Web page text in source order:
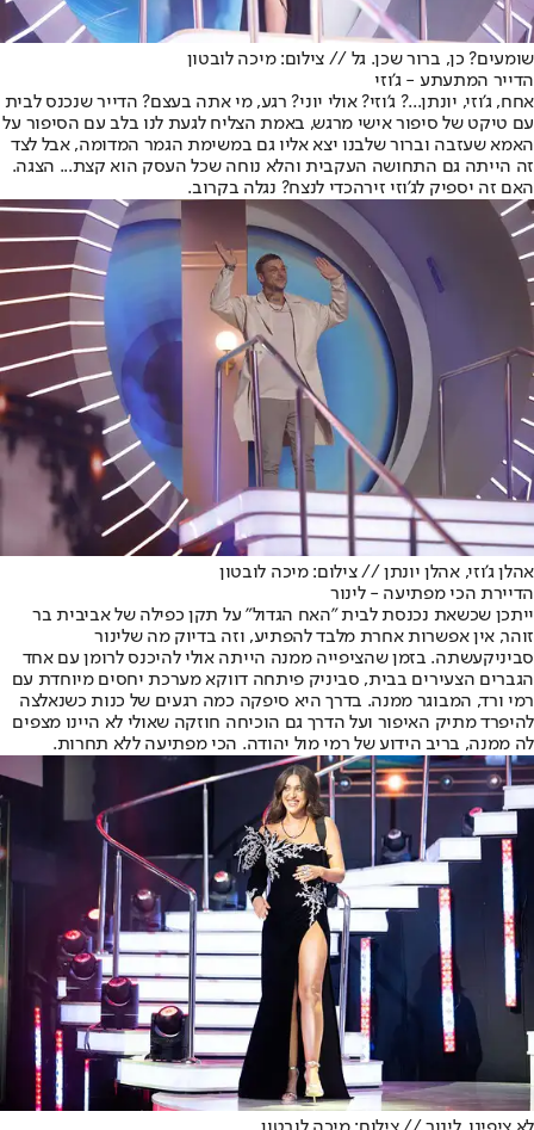
שומעים? כן, ברור שכן. גל // צילום: מיכה לובטון
הדייר המתעתע - ג'וזי
אחח, ג'וזי, יונתן...? ג'וזי? אולי יוני? רגע, מי אתה בעצם? הדייר שנכנס לבית
עם טיקט של סיפור אישי מרגש, באמת הצליח לגעת לנו בלב עם הסיפור על
האמא שעזבה וברור שלבנו יצא אליו גם במשימת הגמר המדומה, אבל לצד
זה הייתה גם התחושה העקבית והלא נוחה שכל העסק הוא קצת... הצגה.
האם זה יספיק לג'וזי זירהכדי לנצח? נגלה בקרוב.
אהלן ג'וזי, אהלן יונתן // צילום: מיכה לובטון
הדיירת הכי מפתיעה - לינור
ייתכן שכשאת נכנסת לבית "האח הגדול" על תקן כפילה של אביבית בר
זוהר, אין אפשרות אחרת מלבד להפתיע, וזה בדיוק מה שלינור
סביניקעשתה. בזמן שהציפייה ממנה הייתה אולי להיכנס לרומן עם אחד
הגברים הצעירים בבית, סביניק פיתחה דווקא מערכת יחסים מיוחדת עם
רמי ורד, המבוגר ממנה. בדרך היא סיפקה כמה רגעים של כנות כשנאלצה
להיפרד מתיק האיפור ועל הדרך גם הוכיחה חוזקה שאולי לא היינו מצפים
לה ממנה, בריב הידוע של רמי מול יהודה. הכי מפתיעה ללא תחרות.